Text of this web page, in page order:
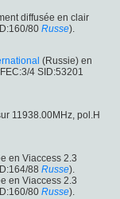
diffusée en clair
80 Russe).
(Russie) en
4 SID:53201
11938.00MHz, pol.H
en Viaccess 2.3
88 Russe).
en Viaccess 2.3
80 Russe).